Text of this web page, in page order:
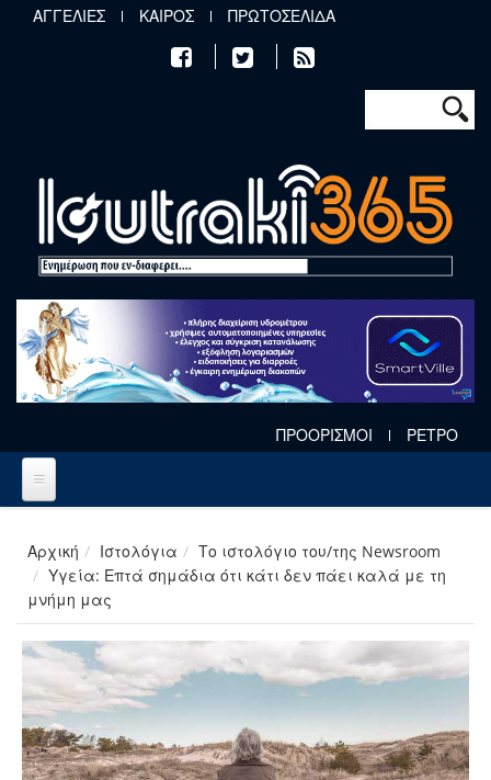
Παράκαμψη προς το κυρίως περιεχόμενο
ΑΓΓΕΛΙΕΣ ΚΑΙΡΟΣ ΠΡΩΤΟΣΕΛΙΔΑ
Φόρμα
Αναζήτηση
ΠΡΟΟΡΙΣΜΟΙ ΡΕΤΡΟ
Αρχική Ιστολόγια
Το ιστολόγιο του/της Newsroom
Υγεία: Επτά σημάδια ότι κάτι δεν πάει καλά με τη
μνήμη μας